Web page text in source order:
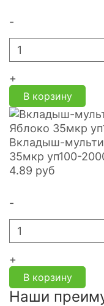
-
+
В корзину
Вкладыш-
35мкр уп100-
4.89 руб
-
+
В корзину
Наши